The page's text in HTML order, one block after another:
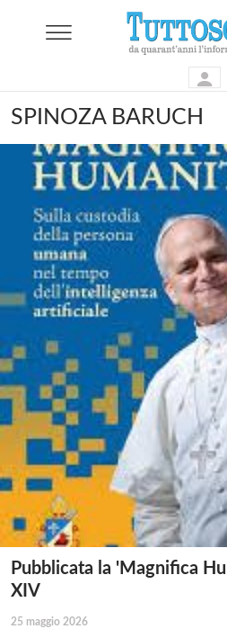
SPINOZA BARUCH
Pubblicata la 'Magnifica
XIV
25 maggio 2026